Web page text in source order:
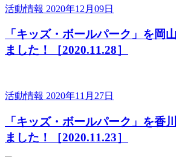
活動情報 2020年12月09日
「キッズ・ボールパーク」を岡
ました！［2020.11.28］
活動情報 2020年11月27日
「キッズ・ボールパーク」を香
ました！［2020.11.23］